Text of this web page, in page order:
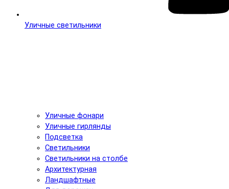
Уличные светильники
Уличные фонари
Уличные гирлянды
Подсветка
Светильники
Светильники на столбе
Архитектурная
Ландшафтные